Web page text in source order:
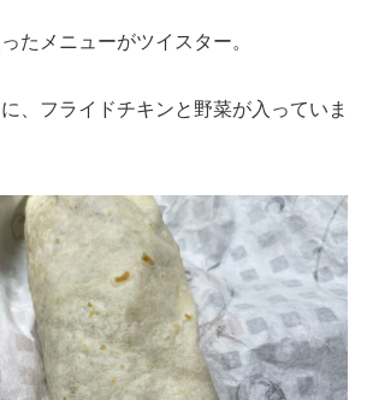
たメニューがツイスター。
、フライドチキンと野菜が入っていま